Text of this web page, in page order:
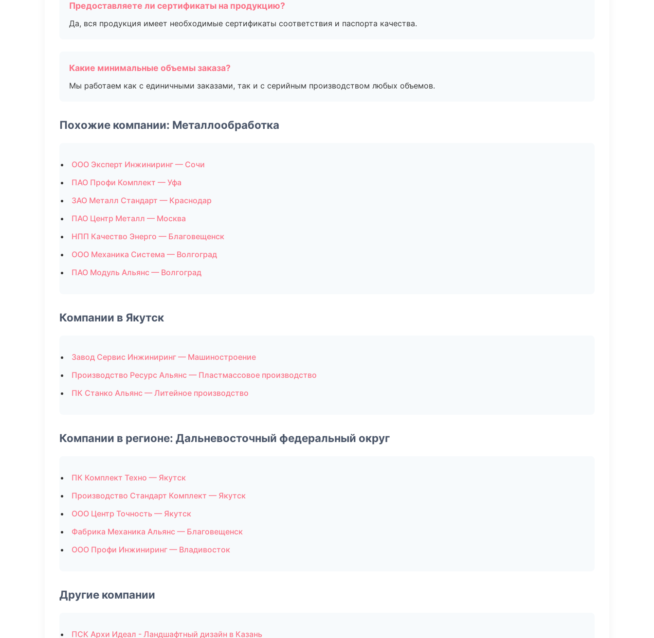
Предоставляете ли сертификаты на продукцию?
Да, вся продукция имеет необходимые сертификаты соответствия и паспорта качества.
Какие минимальные объемы заказа?
Мы работаем как с единичными заказами, так и с серийным производством любых объемов.
Похожие компании: Металлообработка
ООО Эксперт Инжиниринг — Сочи
ПАО Профи Комплект — Уфа
ЗАО Металл Стандарт — Краснодар
ПАО Центр Металл — Москва
НПП Качество Энерго — Благовещенск
ООО Механика Система — Волгоград
ПАО Модуль Альянс — Волгоград
Компании в Якутск
Завод Сервис Инжиниринг — Машиностроение
Производство Ресурс Альянс — Пластмассовое производство
ПК Станко Альянс — Литейное производство
Компании в регионе: Дальневосточный федеральный округ
ПК Комплект Техно — Якутск
Производство Стандарт Комплект — Якутск
ООО Центр Точность — Якутск
Фабрика Механика Альянс — Благовещенск
ООО Профи Инжиниринг — Владивосток
Другие компании
ПСК Архи Идеал - Ландшафтный дизайн в Казань